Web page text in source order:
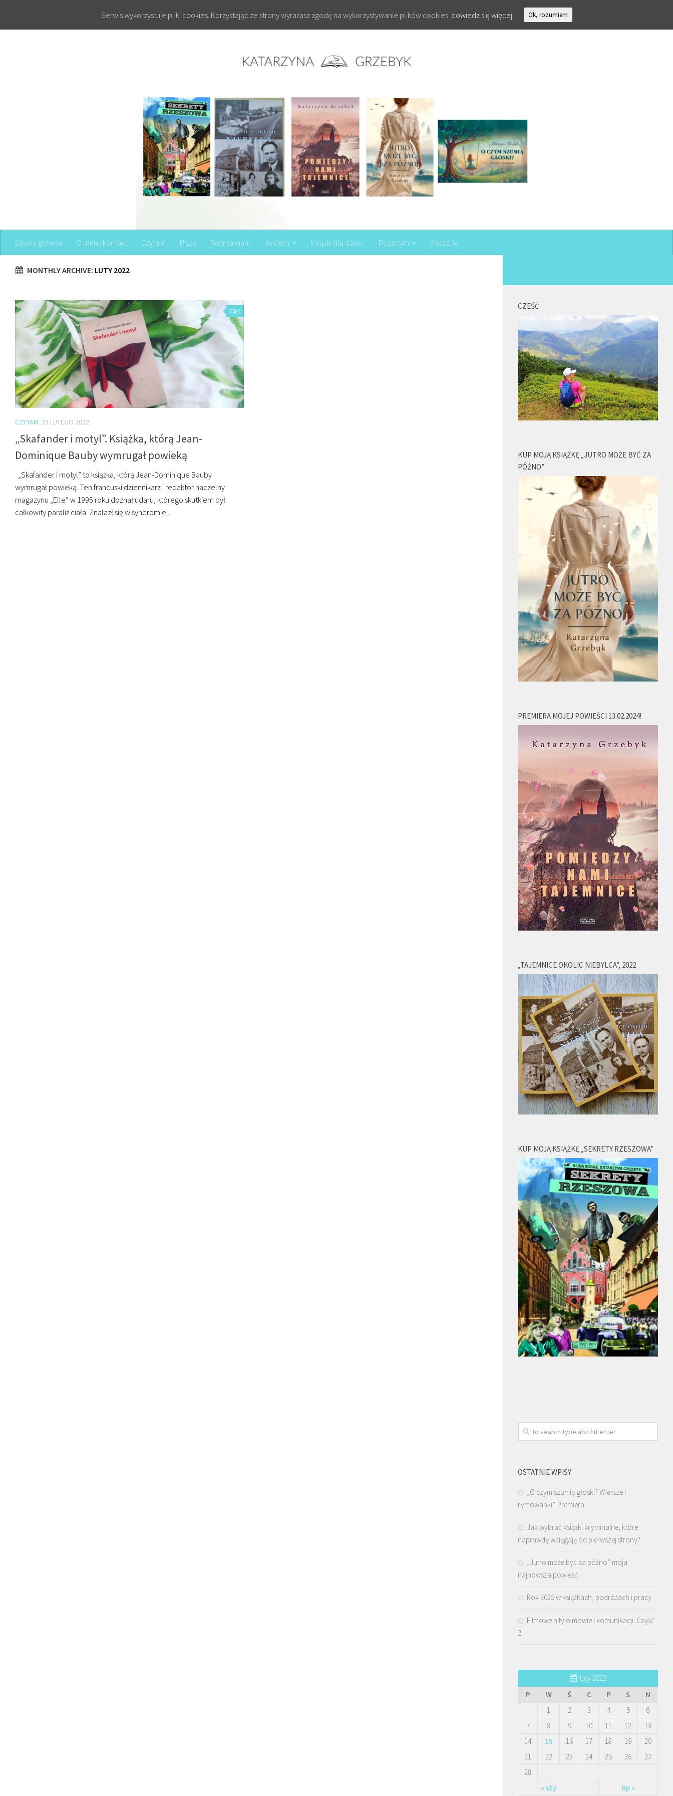
Strona główna O mnie/kontakt Czytam Piszę Rozmawiam Jestem Książki dla dzieci Poza tym Podróże
MONTHLY ARCHIVE: LUTY 2022
0
CZYTAM 15 LUTEGO 2022
„Skafander i motyl”. Książka, którą Jean-
Dominique Bauby wymrugał powieką
„Skafander i motyl” to książka, którą Jean-Dominique Bauby
wymrugał powieką. Ten francuski dziennikarz i redaktor naczelny
magazynu „Elle” w 1995 roku doznał udaru, którego skutkiem był
całkowity paraliż ciała. Znalazł się w syndromie...
CZEŚĆ
KUP MOJĄ KSIĄŻKĘ „JUTRO MOŻE BYĆ ZA
PÓŹNO”
PREMIERA MOJEJ POWIEŚCI 13.02.2024!
„TAJEMNICE OKOLIC NIEBYLCA”, 2022
KUP MOJĄ KSIĄŻKĘ „SEKRETY RZESZOWA”
OSTATNIE WPISY
„O czym szumią głoski? Wiersze i
rymowanki”. Premiera
Jak wybrać książki kryminalne, które
naprawdę wciągają od pierwszej strony?
„Jutro może być za późno” moja
najnowsza powieść
Rok 2025 w książkach, podróżach i pracy
Filmowe hity o mowie i komunikacji. Część
2
luty 2022
P
W Ś C P S N
« sty lip »
1 2 3 4 5
6
7
8 9 10 11 12
13
14
15 16 17 18 19
20
21
22 23 24 25 26
27
28
Serwis wykorzystuje pliki cookies. Korzystając ze strony wyrażasz zgodę na wykorzystywanie plików cookies. dowiedz się więcej. Ok, rozumiem